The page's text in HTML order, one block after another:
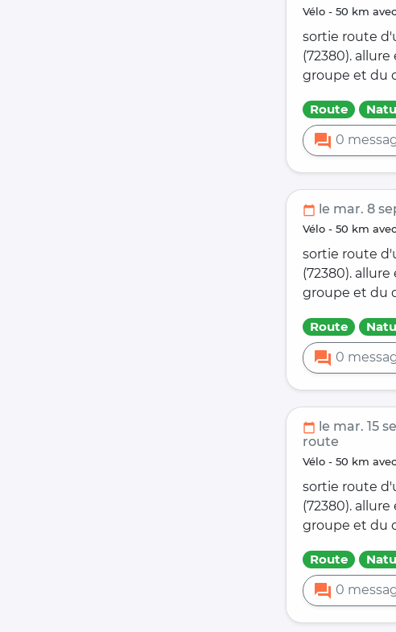
vélo - 50 km
sortie route
(72380).
groupe et du
Route
forum 0
calendar_today le mar. 8
vélo - 50 km
sortie route
(72380).
groupe et du
Route
forum 0
calendar_today le mar. 15
route
vélo - 50 km
sortie route
(72380).
groupe et du
Route
forum 0